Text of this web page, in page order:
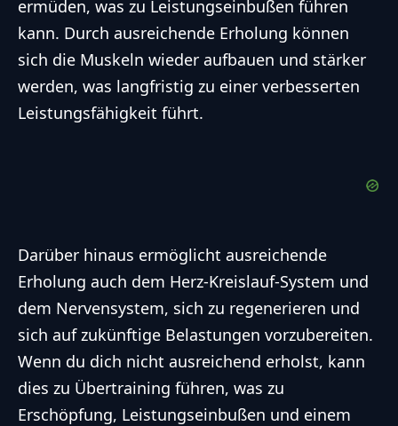
ermüden, was zu Leistungseinbußen führen
kann. Durch ausreichende Erholung können
sich die Muskeln wieder aufbauen und stärker
werden, was langfristig zu einer verbesserten
Leistungsfähigkeit führt.
Darüber hinaus ermöglicht ausreichende
Erholung auch dem Herz-Kreislauf-System und
dem Nervensystem, sich zu regenerieren und
sich auf zukünftige Belastungen vorzubereiten.
Wenn du dich nicht ausreichend erholst, kann
dies zu Übertraining führen, was zu
Erschöpfung, Leistungseinbußen und einem